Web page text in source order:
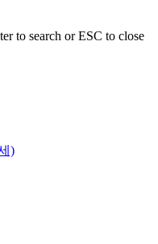
to search or ESC to close
)